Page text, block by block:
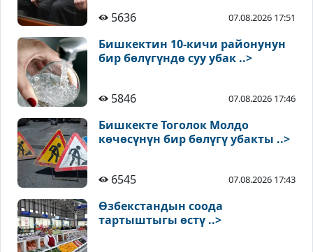
5636
07.08.2026 17:51
Бишкектин 10-кичи районунун
бир бөлүгүндө суу убак ..>
5846 07.08.2026 17:46
Бишкекте Тоголок Молдо
көчөсүнүн бир бөлүгү убакты ..>
6545 07.08.2026 17:43
Өзбекстандын соода
тартыштыгы өстү ..>